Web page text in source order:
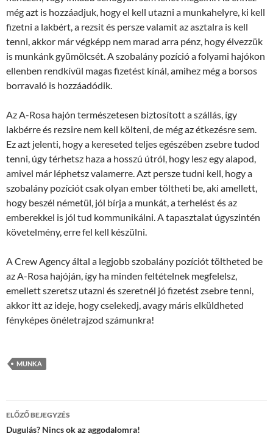
még azt is hozzáadjuk, hogy el kell utazni a munkahelyre, ki kell
fizetni a lakbért, a rezsit és persze valamit az asztalra is kell
tenni, akkor már végképp nem marad arra pénz, hogy élvezzük
is munkánk gyümölcsét. A szobalány pozíció a folyami hajókon
ellenben rendkívül magas fizetést kínál, amihez még a borsos
borravaló is hozzáadódik.
Az A-Rosa hajón természetesen biztosított a szállás, így
lakbérre és rezsire nem kell költeni, de még az étkezésre sem.
Ez azt jelenti, hogy a kereseted teljes egészében zsebre tudod
tenni, úgy térhetsz haza a hosszú útról, hogy lesz egy alapod,
amivel már léphetsz valamerre. Azt persze tudni kell, hogy a
szobalány pozíciót csak olyan ember töltheti be, aki amellett,
hogy beszél németül, jól bírja a munkát, a terhelést és az
emberekkel is jól tud kommunikálni. A tapasztalat úgyszintén
követelmény, erre fel kell készülni.
A Crew Agency által a legjobb szobalány pozíciót töltheted be
az A-Rosa hajóján, így ha minden feltételnek megfelelsz,
emellett szeretsz utazni és szeretnél jó fizetést zsebre tenni,
akkor itt az ideje, hogy cselekedj, avagy máris elküldheted
fényképes önéletrajzod számunkra!
MUNKA
Bejegyzések
navigációja
ELŐZŐ BEJEGYZÉS
Dugulás? Nincs ok az aggodalomra!